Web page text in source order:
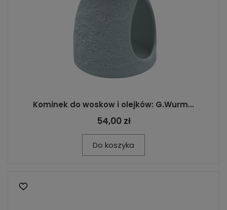
Kominek do woskow i olejków: G.Wurm...
54,00 zł
Do koszyka